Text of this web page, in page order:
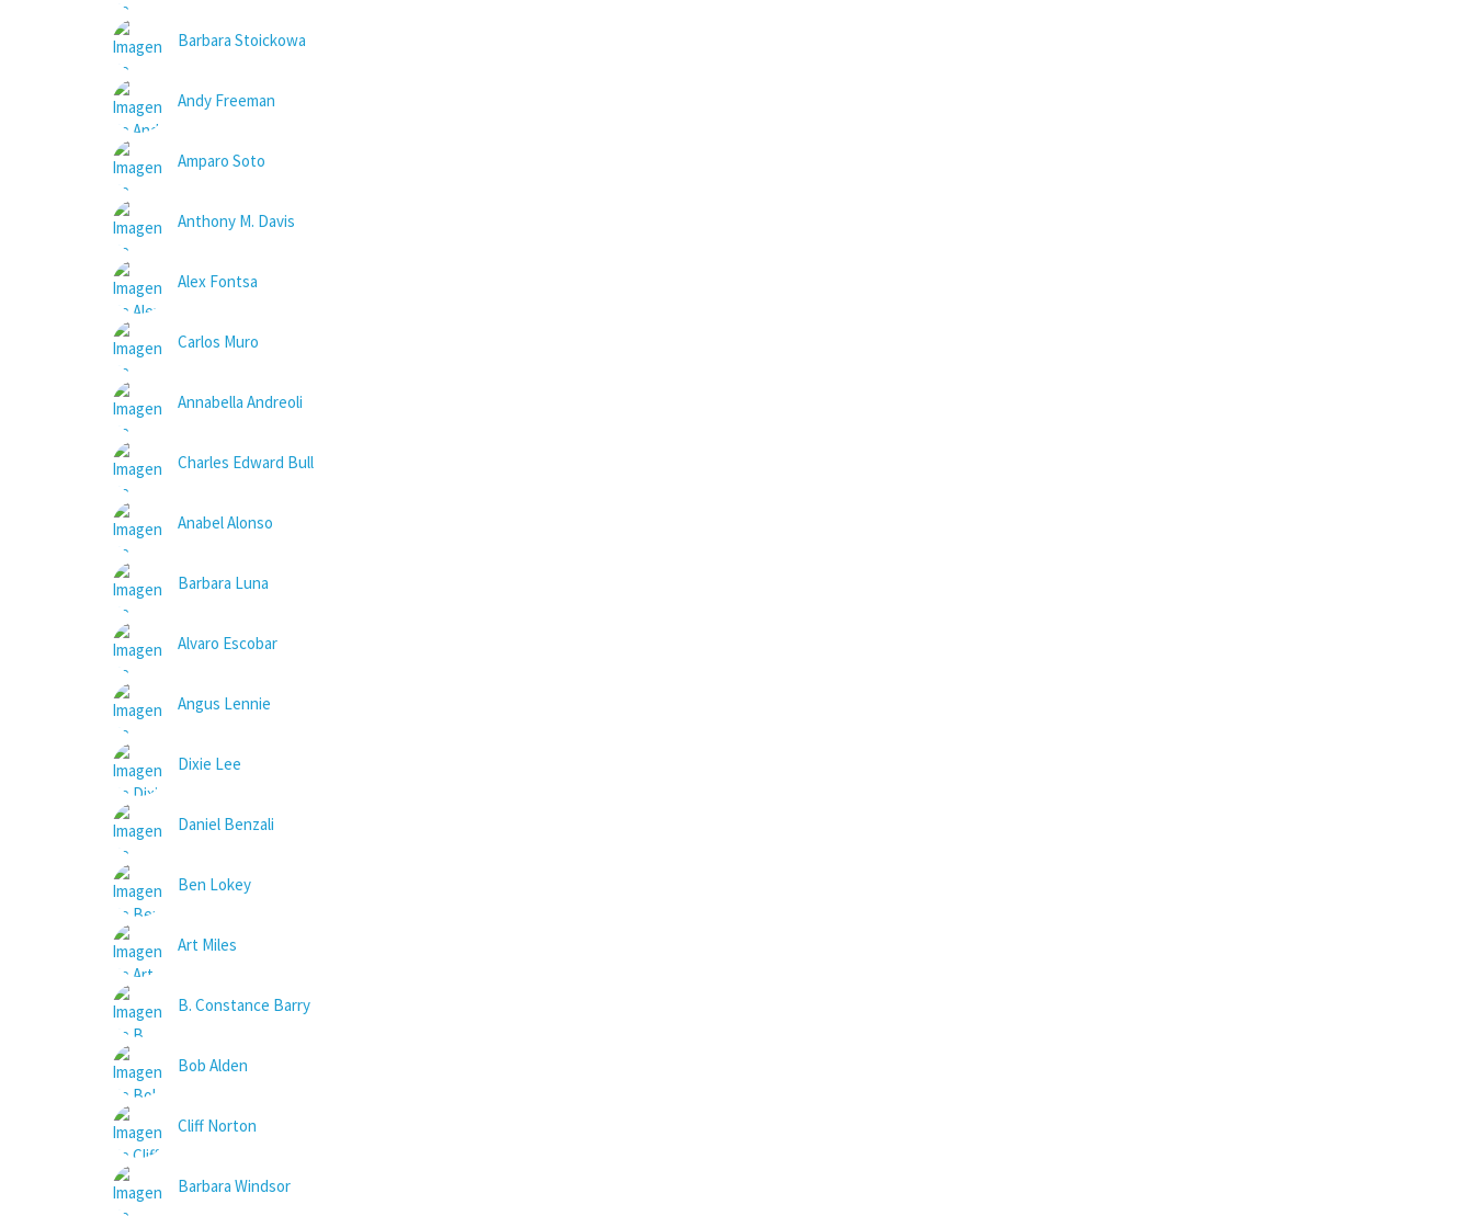
Barbara Stoickowa
Andy Freeman
Amparo Soto
Anthony M. Davis
Alex Fontsa
Carlos Muro
Annabella Andreoli
Charles Edward Bull
Anabel Alonso
Barbara Luna
Alvaro Escobar
Angus Lennie
Dixie Lee
Daniel Benzali
Ben Lokey
Art Miles
B. Constance Barry
Bob Alden
Cliff Norton
Barbara Windsor